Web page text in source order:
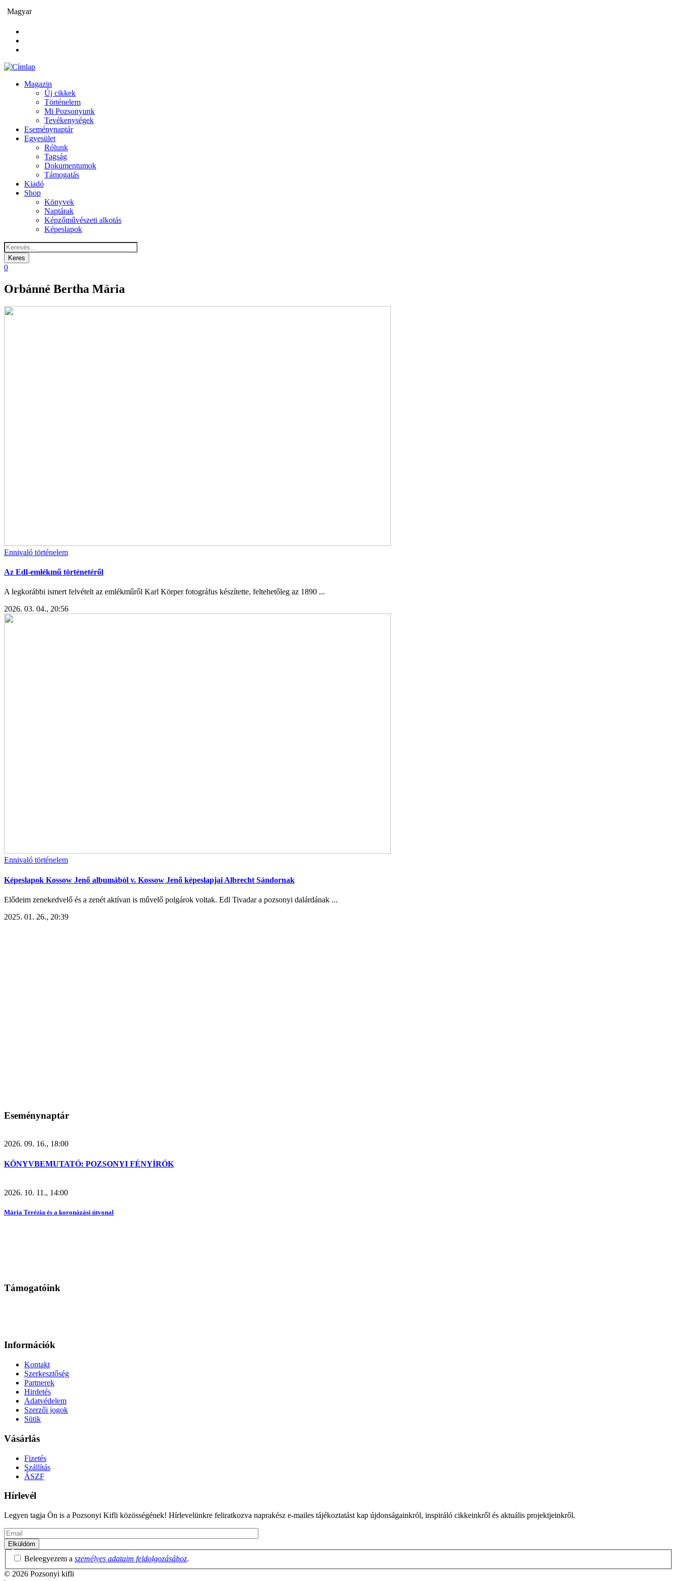
Ugrás
Magyar
navigation
Magazin
Új cikkek
Történelem
Mi Pozsonyunk
Tevékenységek
Eseménynaptár
Egyesület
Rólunk
Tagság
Dokumentumok
Támogatás
Kiadó
Shop
Könyvek
Naptárak
Képzőművészeti alkotás
Képeslapok
0
Orbánné Bertha Mária
Ennivaló történelem
Az Edl-emlékmű történetéről
A legkorábbi ismert felvételt az emlékműről Karl Körper fotográfus készítette, feltehetőleg az 1890 ...
2026. 03. 04., 20:56
Ennivaló történelem
Képeslapok Kossow Jenő albumából v. Kossow Jenő képeslapjai Albrecht Sándornak
Elődeim zenekedvelő és a zenét aktívan is művelő polgárok voltak. Edl Tivadar a pozsonyi dalárdának ...
2025. 01. 26., 20:39
Eseménynaptár
2026. 09. 16., 18:00
KÖNYVBEMUTATÓ: POZSONYI FÉNYÍRÓK
2026. 10. 11., 14:00
Mária Terézia és a koronázási útvonal
Támogatóink
Információk
Kontakt
Szerkesztőség
Partnerek
Hirdetés
Adatvédelem
Szerzői jogok
Sütik
Vásárlás
Fizetés
Szállítás
ÁSZF
Hírlevél
Legyen tagja Ön is a Pozsonyi Kifli közösségének! Hírlevelünkre feliratkozva naprakész e-mailes tájékoztatást kap újdonságainkról, inspiráló cikkeinkről és aktuális projektjeinkről.
Email
Adatvédelmi
irányelvek
Beleegyezem a személyes adataim feldolgozásához.
© 2026 Pozsonyi kifli